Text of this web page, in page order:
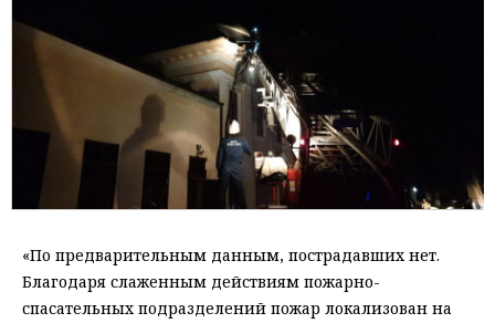
«По предварительным данным, пострадавших нет.
Благодаря слаженным действиям пожарно-
спасательных подразделений пожар локализован на